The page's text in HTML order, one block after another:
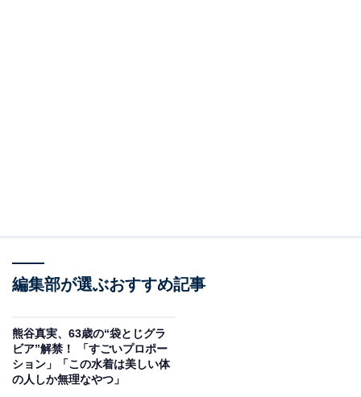
編集部が選ぶおすすめ記事
熊谷真実、63歳の“袋とじグラ
ビア”解禁！ 「すごいプロポー
ション」「この水着は美しい体
の人しか無理なやつ」